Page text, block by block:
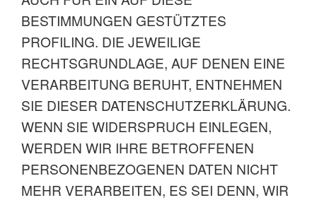
BESTIMMUNGEN GESTÜTZTES
PROFILING. DIE JEWEILIGE
RECHTSGRUNDLAGE, AUF DENEN EINE
VERARBEITUNG BERUHT, ENTNEHMEN
SIE DIESER DATENSCHUTZERKLÄRUNG.
WENN SIE WIDERSPRUCH EINLEGEN,
WERDEN WIR IHRE BETROFFENEN
PERSONENBEZOGENEN DATEN NICHT
MEHR VERARBEITEN, ES SEI DENN, WIR